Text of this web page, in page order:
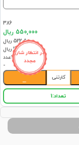
در انتظار شارژ
مجدد
386
550,000 ریال
522,500 ریال
495,000 ریال
36عدد
-
کارتنی
−
تعداد:1